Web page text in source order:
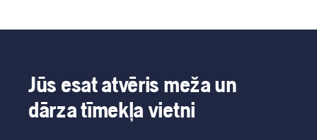
Jūs esat atvēris meža un
dārza tīmekļa vietni